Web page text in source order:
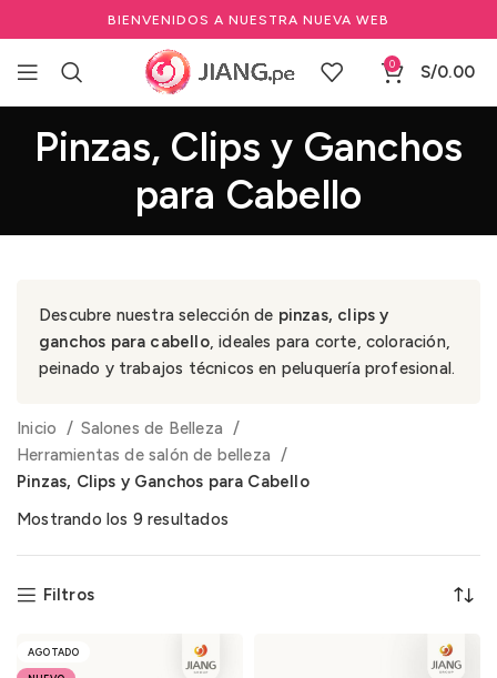
BIENVENIDOS A NUESTRA NUEVA WEB
0 S/0.00
Pinzas, Clips y Ganchos
para Cabello
Descubre nuestra selección de pinzas, clips y
ganchos para cabello, ideales para corte, coloración,
peinado y trabajos técnicos en peluquería profesional.
Inicio
Salones de Belleza
Herramientas de salón de belleza
Pinzas, Clips y Ganchos para Cabello
Mostrando los 9 resultados
Filtros
AGOTADO